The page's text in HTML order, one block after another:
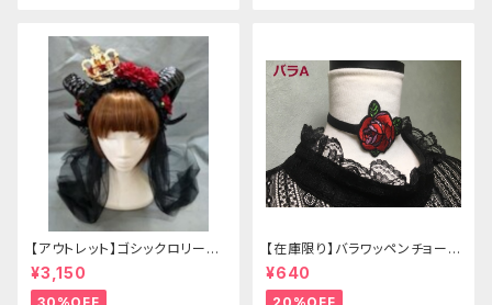
【アウトレット】ゴシックロリータ
ゴールドクラウン＆ホーン(ヴェ
ール付き)
¥3,150
【在庫限り】バラワッペンチョーカ
ー
¥640